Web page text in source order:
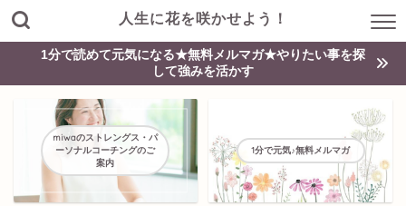
人生に花を咲かせよう！
1分で読めて元気になる★無料メルマガ★やりたい事を探
して強みを活かす
miwaのストレングス・パ
ーソナルコーチングのご
案内
1分で元気♪無料メルマガ